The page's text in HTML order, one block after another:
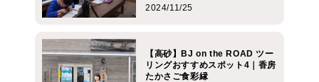
2024/11/25
【高砂】BJ on the ROAD ツー
リングおすすめスポット4｜香房
たかさご食彩縁